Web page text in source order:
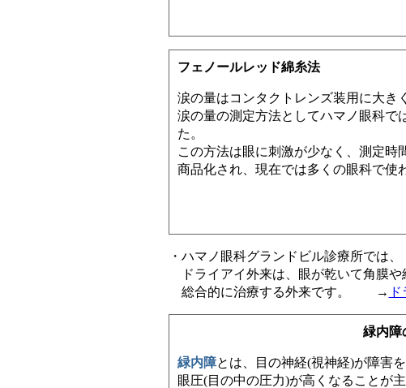
フェノールレッド綿糸法
涙の量はコンタクトレンズ装用に大き
涙の量の測定方法としてハマノ眼科で
た。
この方法は眼に刺激が少なく、測定時
商品化され、現在では多くの眼科で使
・ハマノ眼科グランドビル診療所では、
ドライアイ外来は、眼が乾いて角膜や
総合的に治療する外来です。 →
緑内障
緑内障とは、目の神経(視神経)が障害
眼圧(目の中の圧力)が高くなることが